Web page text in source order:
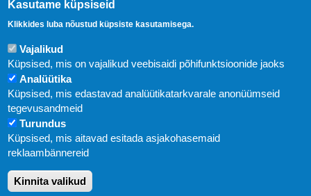
Uudised
KIRJASTUS PEGASUS OÜ © 2020
Paldiski mnt. 29 (A korpus VI korrus), Tallinn
Kasutame küpsiseid
Klikkides luba nõustud küpsiste kasutamisega.
Vajalikud
Küpsised, mis on vajalikud veebisaidi põhifunktsioonide jaoks
Analüütika
Küpsised, mis edastavad analüütikatarkvarale anonüümseid
tegevusandmeid
Turundus
Küpsised, mis aitavad esitada asjakohasemaid
reklaambännereid
Kinnita valikud